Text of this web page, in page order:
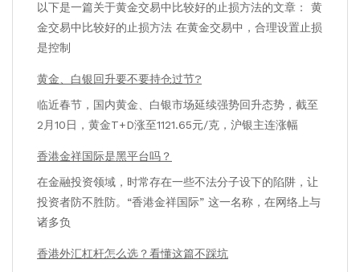
以下是一篇关于黄金交易中比较好的止损方法的文章： 黄
金交易中比较好的止损方法 在黄金交易中，合理设置止损
是控制
黄金、白银回升要不要持仓过节?
临近春节，国内黄金、白银市场延续强势回升态势，截至
2月10日，黄金T+D涨至1121.65元/克，沪银主连涨幅
香港金祥国际是黑平台吗？
在金融投资领域，时常存在一些不法分子设下的陷阱，让
投资者防不胜防。“香港金祥国际” 这一名称，在网络上与
诸多负
香港外汇杠杆怎么选？看懂这篇不踩坑